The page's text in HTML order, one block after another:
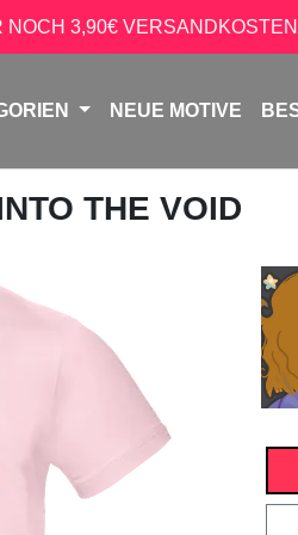
NOCH 3,90€
NEUE MOTIVE
THE VOID